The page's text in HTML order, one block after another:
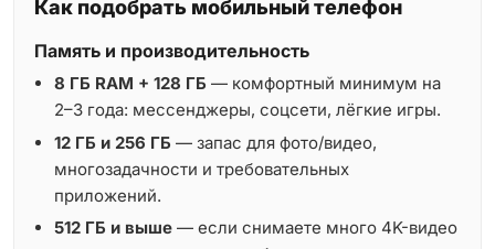
Как подобрать мобильный телефон
Память и производительность
8 ГБ RAM + 128 ГБ — комфортный минимум на
2–3 года: мессенджеры, соцсети, лёгкие игры.
12 ГБ и 256 ГБ — запас для фото/видео,
многозадачности и требовательных
приложений.
512 ГБ и выше — если снимаете много 4K-видео